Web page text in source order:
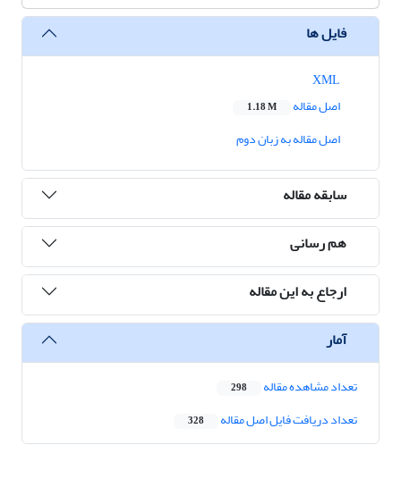
فایل ها
اصل مقاله
1.18 M
اصل مقاله به زبان دوم
سابقه مقاله
هم رسانی
ارجاع به این مقاله
آمار
تعداد مشاهده مقاله 298
تعداد دریافت فایل اصل مقاله 328